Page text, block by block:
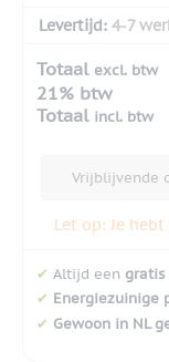
Levertijd: 4-7
Totaal excl. btw
21% btw
Totaal incl. btw
Vrijblijvende
Let op: Je
✔ Altijd een
✔ Energiezuinige
✔ Gewoon in NL